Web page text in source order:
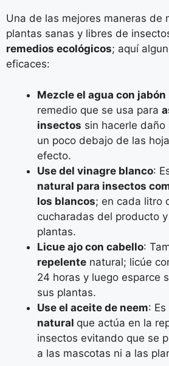
Una de las mejores maneras de
plantas sanas y libres de
remedios ecológicos; aquí
eficaces:
Mezcle el agua con
remedio que se usa para
insectos sin hacerle
un poco debajo de las
efecto.
Use del vinagre blanco:
natural para insectos
los blancos; en cada litro
cucharadas del producto
plantas.
Licue ajo con cabello:
repelente natural; licúe
24 horas y luego esparce
sus plantas.
Use el aceite de neem: Es
natural que actúa en la
insectos evitando que se
a las mascotas ni a las